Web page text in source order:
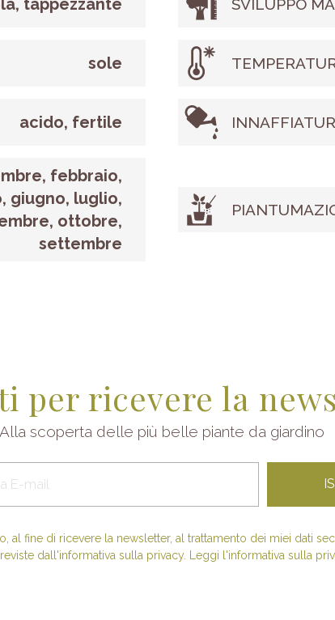
tappezzante SVILUPPO
sole
acido, fertile
febbraio,
giugno, luglio,
ottobre,
settembre
per ricevere la
Alla scoperta delle più belle piante da giardino
al fine di ricevere la newsletter, al trattamento dei miei dati
dall'informativa sulla privacy. Leggi l'informativa sulla